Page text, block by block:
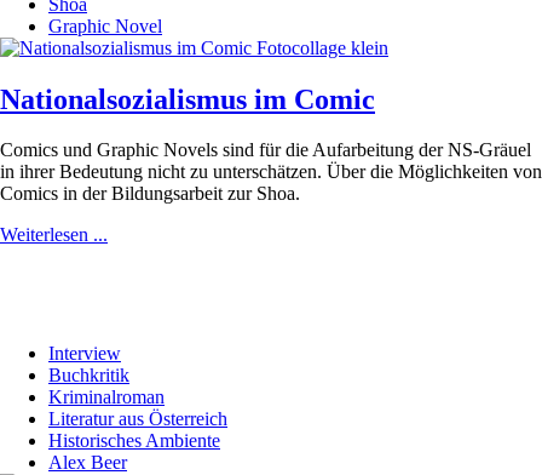
Graphic Novel
Nationalsozialismus im Comic
Comics und Graphic Novels sind für die Aufarbeitung der NS-Gräuel
in ihrer Bedeutung nicht zu unterschätzen. Über die Möglichkeiten von
Comics in der Bildungsarbeit zur Shoa.
Weiterlesen ...
Interview
Buchkritik
Kriminalroman
Literatur aus Österreich
Historisches Ambiente
Alex Beer